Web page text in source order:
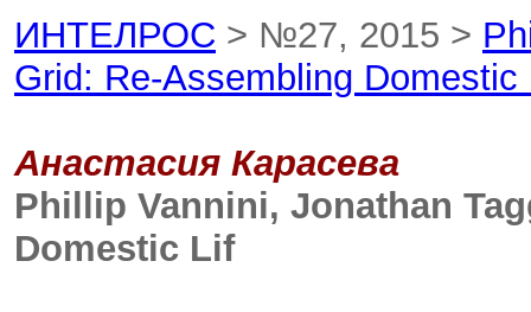
ИНТЕЛРОС > №27, 2015 >
Grid: Re-Assembling Domestic
Анастасия Карасева
Phillip Vannini, Jonathan
Domestic Lif